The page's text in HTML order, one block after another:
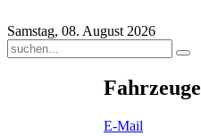
Samstag, 08. August 2026
Fahrzeuge
E-Mail